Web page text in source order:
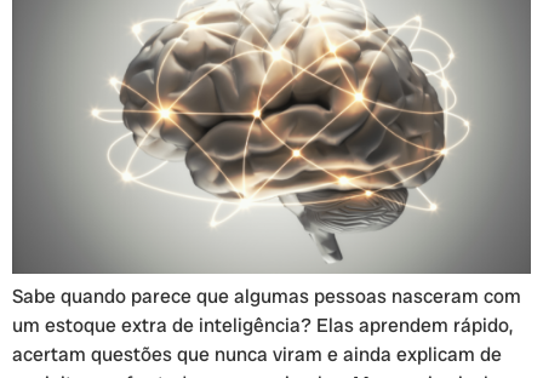
Sabe quando parece que algumas pessoas nasceram com
um estoque extra de inteligência? Elas aprendem rápido,
acertam questões que nunca viram e ainda explicam de